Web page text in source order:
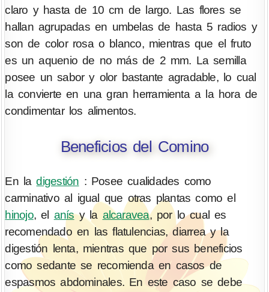
claro y hasta de 10 cm de largo. Las flores se
hallan agrupadas en umbelas de hasta 5 radios y
son de color rosa o blanco, mientras que el fruto
es un aquenio de no más de 2 mm. La semilla
posee un sabor y olor bastante agradable, lo cual
la convierte en una gran herramienta a la hora de
condimentar los alimentos.
Beneficios del Comino
En ladigestión : Posee cualidades como
carminativo al igual que otras plantas como el
hinojo, el anísy la alcaravea, por lo cual es
recomendado en las flatulencias, diarrea y la
digestión lenta, mientras que por sus beneficios
como sedante se recomienda en casos de
espasmos abdominales. En este caso se debe